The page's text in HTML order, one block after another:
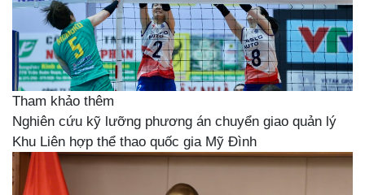
Tham khảo thêm
Nghiên cứu kỹ lưỡng phương án chuyển giao quản lý
Khu Liên hợp thể thao quốc gia Mỹ Đình